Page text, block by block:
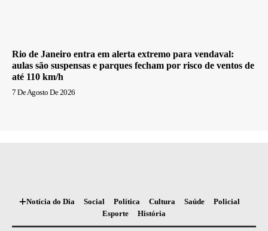
Rio de Janeiro entra em alerta extremo para vendaval:
aulas são suspensas e parques fecham por risco de ventos de
até 110 km/h
7 De Agosto De 2026
Notícia do Dia Social Política Cultura Saúde
Policial
Esporte
História